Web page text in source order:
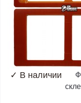
✓ В наличии